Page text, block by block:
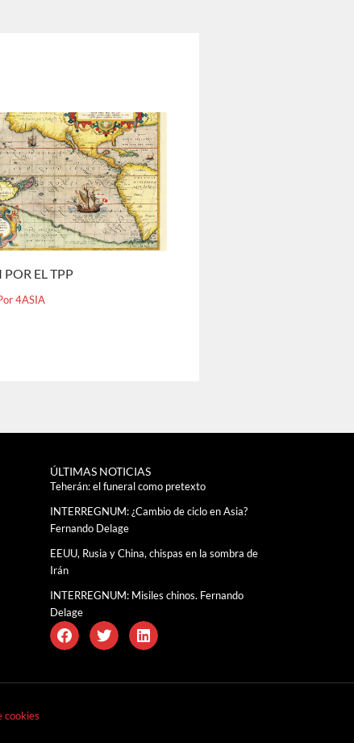
EL TPP
4ASIA
ÚLTIMAS NOTICIAS
Teherán: el funeral como pretexto
INTERREGNUM: ¿Cambio de ciclo en Asia?
Fernando Delage
EEUU, Rusia y China, chispas en la sombra de
Irán
INTERREGNUM: Misiles chinos. Fernando
Delage
cookies